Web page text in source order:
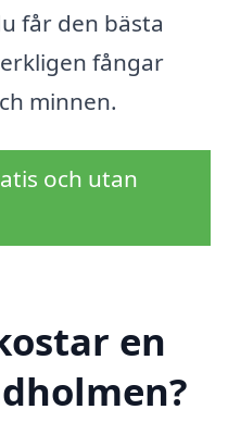
får den bästa
fångar
minnen.
och utan
en